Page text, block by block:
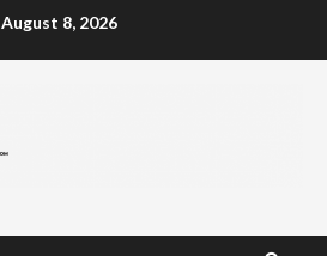
August 8, 2026